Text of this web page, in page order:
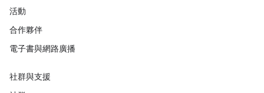
活動
合作夥伴
電子書與網路廣播
社群與支援